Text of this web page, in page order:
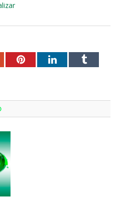
PinterestLinkedInTumblr